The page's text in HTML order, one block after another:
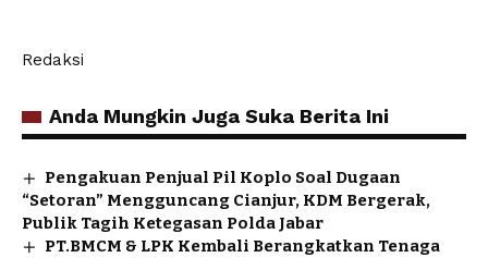
Redaksi
Anda Mungkin Juga Suka Berita Ini
Pengakuan Penjual Pil Koplo Soal Dugaan
“Setoran” Mengguncang Cianjur, KDM Bergerak,
Publik Tagih Ketegasan Polda Jabar
PT.BMCM & LPK Kembali Berangkatkan Tenaga